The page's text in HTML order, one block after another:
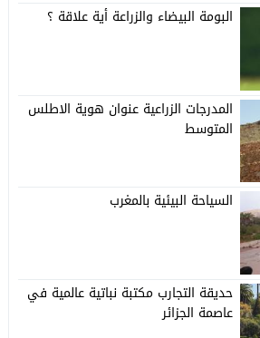
البومة البيضاء والزراعة أية علاقة ؟
المدرجات الزراعية عنوان هوية الاطلس
المتوسط
السياحة البيئية بالمغرب
حديقة التجارب مكتبة نباتية عالمية في
عاصمة الجزائر